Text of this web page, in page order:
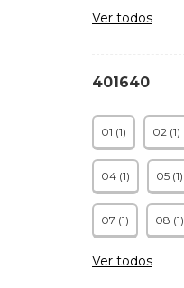
Ver todos
401640
01 (1) 02 (1)
04 (1) 05 (1)
07 (1) 08 (1)
Ver todos